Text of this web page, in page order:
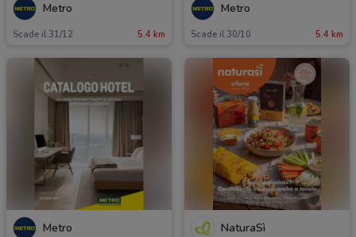
Metro
Scade il 31/12 5.4 km
Metro
Scade il 30/10 5.4 km
Metro NaturaSì